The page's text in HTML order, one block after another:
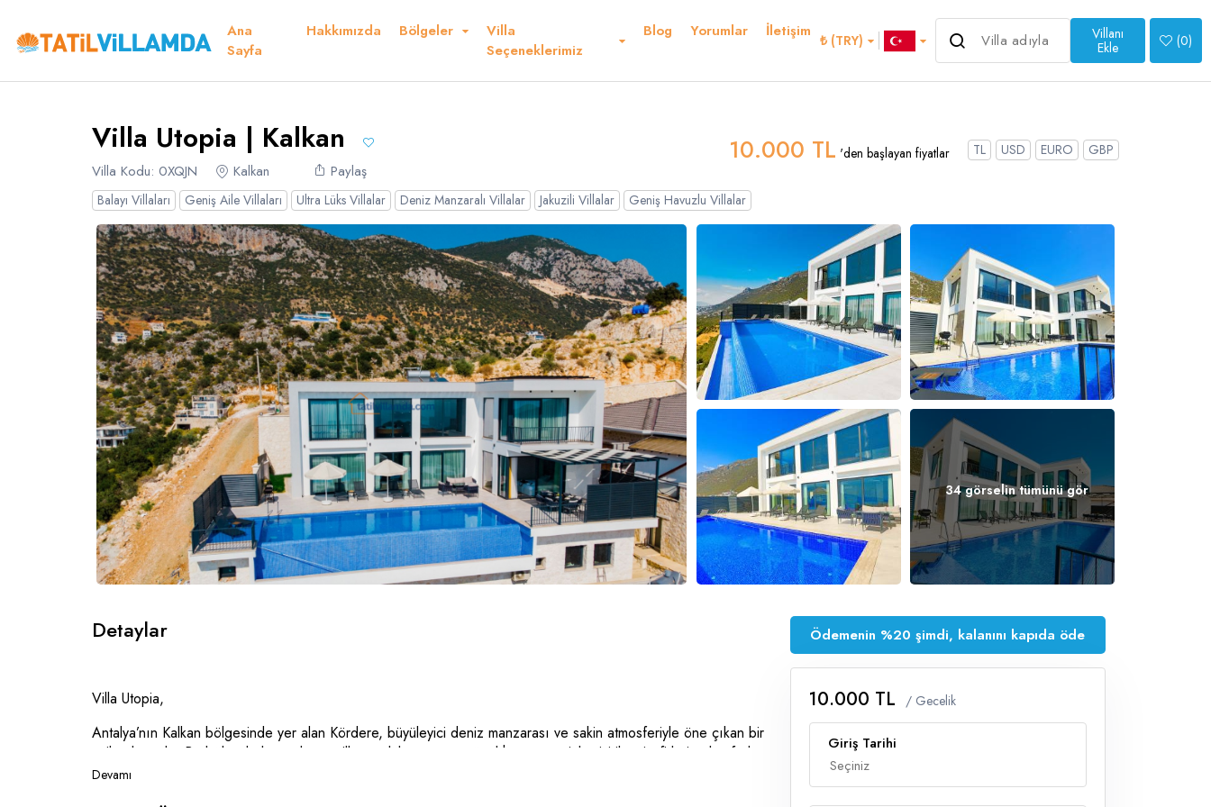
Ana
Sayfa
Hakkımızda Bölgeler
Villa
Seçeneklerimiz
Blog Yorumlar İletişim ₺ (TRY)
Villanı
Ekle
(0)
Villa Utopia | Kalkan
Villa Kodu: 0XQJN Kalkan Paylaş
Teşekkür Ederiz
10.000 TL 'den başlayan fiyatlar TL USD EURO GBP
Balayı Villaları Geniş Aile Villaları Ultra Lüks Villalar Deniz Manzaralı Villalar Jakuzili Villalar Geniş Havuzlu Villalar
34 görselin tümünü gör
Detaylar Fiyatlar Müsaitlik Takvimi Kurallar ve Şartlar Konum Yorumlar 10.000 ₺ 'den başlayan fiyatlar
Detaylar
Villa Utopia,
Antalya’nın Kalkan bölgesinde yer alan Kördere, büyüleyici deniz manzarası ve sakin atmosferiyle öne çıkan bir
tatil noktasıdır. Bu bölgede konumlanan villamız, lüks tasarımı, özel havuzu ve jakuzisi ile misafirlerine konforlu
bir tatil deneyimi sunuyor.
Devamı
Ödemenin %20 şimdi, kalanını kapıda öde
10.000 TL / Gecelik
Giriş Tarihi
Dil Seçiniz
Türkçe English French German Italian
Russian Spanish
Kur Seçiniz
TRY- TL EUR- € USD- $
Favorilerim
Müsaitlik Takvimi
Müsaitlik Takvimi >